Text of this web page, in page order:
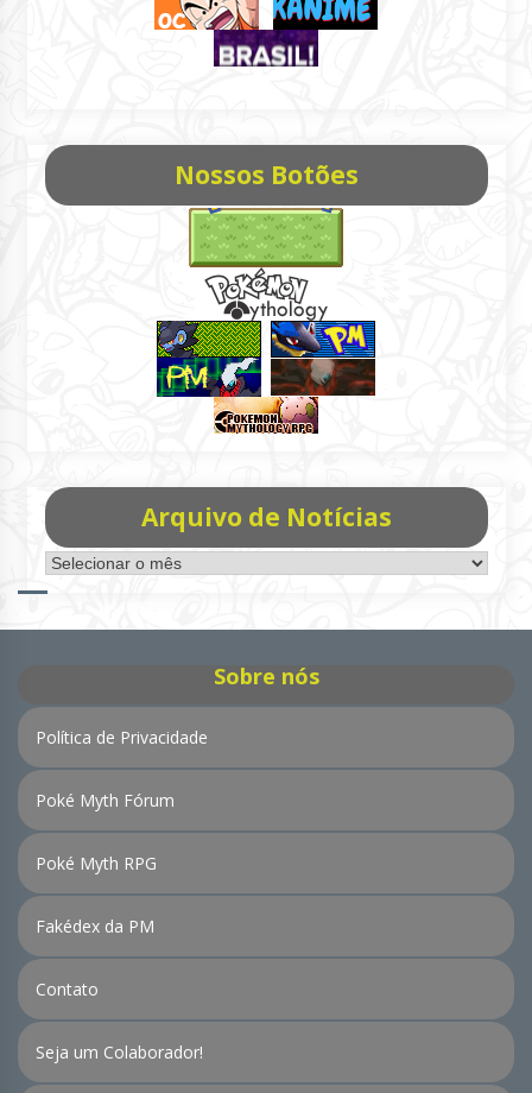
Nossos Botões
Arquivo de Notícias
Arquivo
de
Sobre nós
Política de Privacidade
Poké Myth Fórum
Poké Myth RPG
Fakédex da PM
Contato
Seja um Colaborador!